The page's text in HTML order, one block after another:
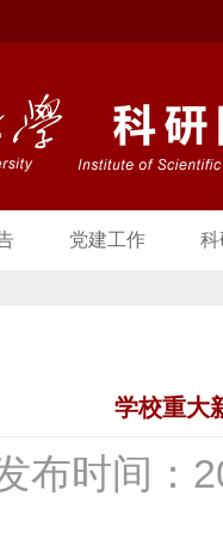
党建工作 科
学校重大
布时间：